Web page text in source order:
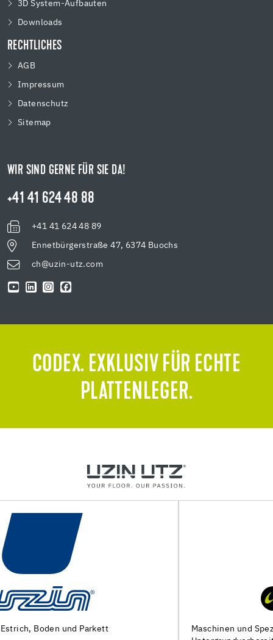
3D System-Aufbauten
Downloads
RECHTLICHES
AGB
Impressum
Datenschutz
Sitemap
WIR SIND GERNE FÜR SIE DA!
+41 41 624 48 88
+41 41 624 48 89
Ennetbürgerstraße 47, 6374 Buochs
ch@uzin-utz.com
CODEX. EXKLUSIV FÜR ECHTE
PLATTENLEGER.
Maschinen und Spezialwerkzeuge zur